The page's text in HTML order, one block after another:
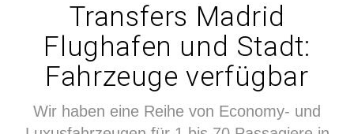
Transfers Madrid
Flughafen und Stadt:
Fahrzeuge verfügbar
Wir haben eine Reihe von Economy- und